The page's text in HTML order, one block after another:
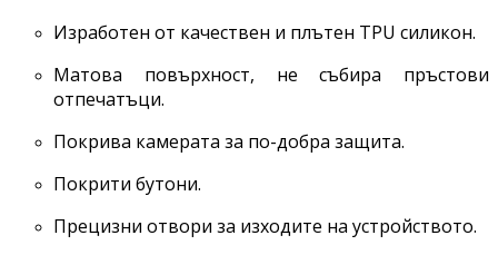
Изработен от качествен и плътен TPU силикон.
Матова повърхност, не събира пръстови
отпечатъци.
Покрива камерата за по-добра защита.
Покрити бутони.
Прецизни отвори за изходите на устройството.